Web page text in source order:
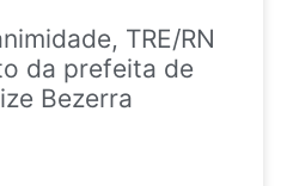
TRE/RN
da prefeita de
Bezerra